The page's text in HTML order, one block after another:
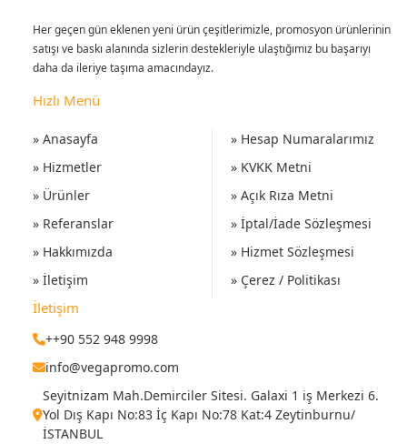
Her geçen gün eklenen yeni ürün çeşitlerimizle, promosyon ürünlerinin
satışı ve baskı alanında sizlerin destekleriyle ulaştığımız bu başarıyı
daha da ileriye taşıma amacındayız.
Hızlı Menü
» Anasayfa
» Hizmetler
» Ürünler
» Referanslar
» Hakkımızda
» İletişim
» Hesap Numaralarımız
» KVKK Metni
» Açık Rıza Metni
» İptal/İade Sözleşmesi
» Hizmet Sözleşmesi
» Çerez / Politikası
İletişim
++90 552 948 9998
info@vegapromo.com
Seyitnizam Mah.Demirciler Sitesi. Galaxi 1 iş Merkezi 6.
Yol Dış Kapı No:83 İç Kapı No:78 Kat:4 Zeytinburnu/
İSTANBUL